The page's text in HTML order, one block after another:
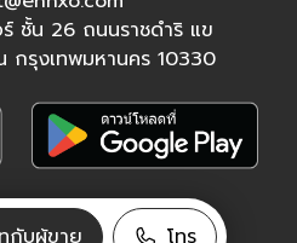
กับผู้ขาย โทร
ร์ ชั้น 26 ถนนราชดำริ แข
กรุงเทพมหานคร 10330
ตามเรา